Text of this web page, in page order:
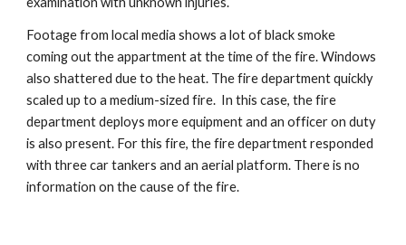
Footage from local media shows a lot of black smoke
coming out the appartment at the time of the fire. Windows
also shattered due to the heat. The fire department quickly
scaled up to a medium-sized fire. In this case, the fire
department deploys more equipment and an officer on duty
is also present. For this fire, the fire department responded
with three car tankers and an aerial platform. There is no
information on the cause of the fire.